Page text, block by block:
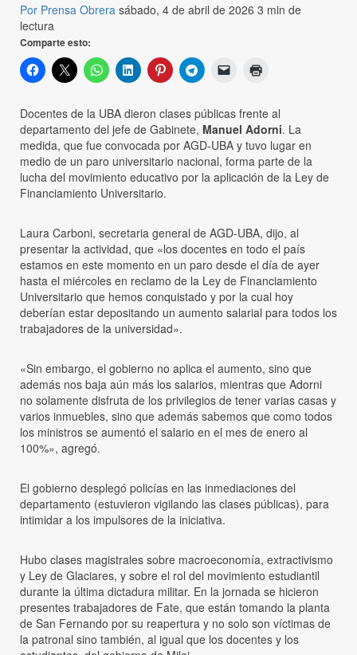
Por Prensa Obrera sábado, 4 de abril de 2026 3 min de
lectura
Comparte esto:
Docentes de la UBA dieron clases públicas frente al
departamento del jefe de Gabinete, Manuel Adorni. La
medida, que fue convocada por AGD-UBA y tuvo lugar en
medio de un paro universitario nacional, forma parte de la
lucha del movimiento educativo por la aplicación de la Ley de
Financiamiento Universitario.
Laura Carboni, secretaria general de AGD-UBA, dijo, al
presentar la actividad, que «los docentes en todo el país
estamos en este momento en un paro desde el día de ayer
hasta el miércoles en reclamo de la Ley de Financiamiento
Universitario que hemos conquistado y por la cual hoy
deberían estar depositando un aumento salarial para todos los
trabajadores de la universidad».
«Sin embargo, el gobierno no aplica el aumento, sino que
además nos baja aún más los salarios, mientras que Adorni
no solamente disfruta de los privilegios de tener varias casas y
varios inmuebles, sino que además sabemos que como todos
los ministros se aumentó el salario en el mes de enero al
100%», agregó.
El gobierno desplegó policías en las inmediaciones del
departamento (estuvieron vigilando las clases públicas), para
intimidar a los impulsores de la iniciativa.
Hubo clases magistrales sobre macroeconomía, extractivismo
y Ley de Glaciares, y sobre el rol del movimiento estudiantil
durante la última dictadura militar. En la jornada se hicieron
presentes trabajadores de Fate, que están tomando la planta
de San Fernando por su reapertura y no solo son víctimas de
la patronal sino también, al igual que los docentes y los